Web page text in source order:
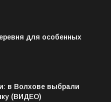
для особенных
в Волхове выбрали
(ВИДЕО)